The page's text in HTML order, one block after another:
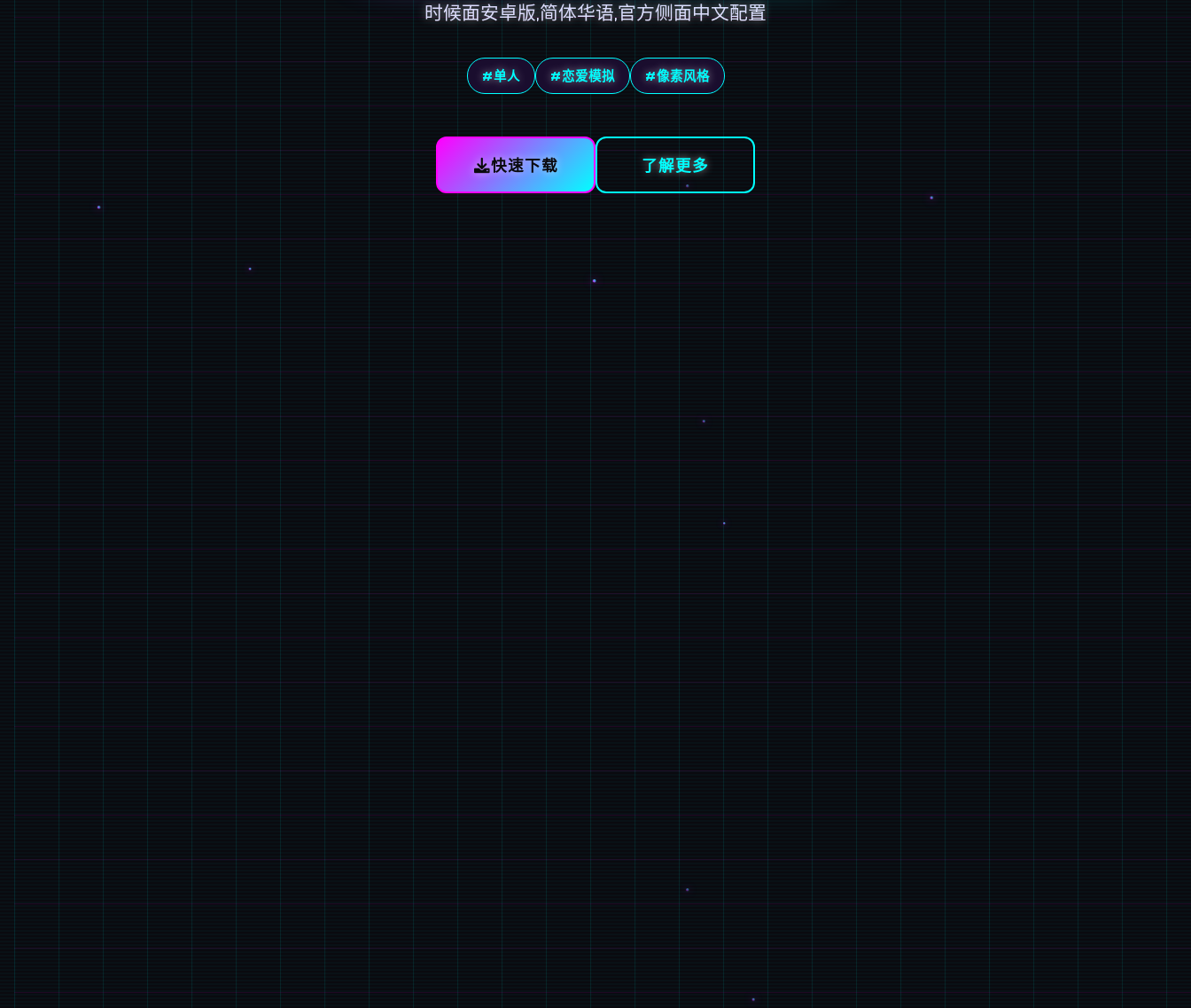
时候面安卓版,简体华语,官方侧面中文配置
#单人 #恋爱模拟 #像素风格
快速下载 了解更多